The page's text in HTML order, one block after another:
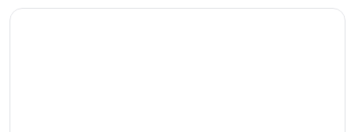
Se abrirá en una nueva ventana
Ashling Hotel Dublin